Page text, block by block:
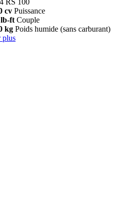
RS 100
cv Puissance
ft Couple
kg Poids humide (sans carburant)
plus